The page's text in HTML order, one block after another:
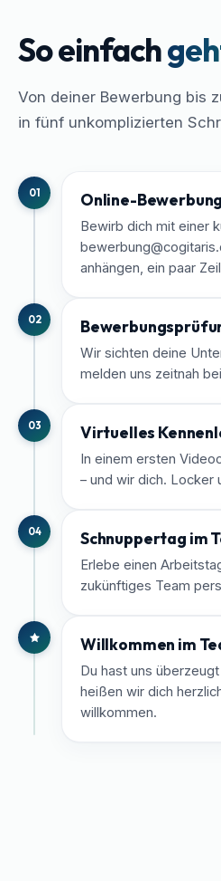
So einfach
Von deiner Bewerbung bis
in fünf unkomplizierten
01 Online-Bewerbung
Bewirb dich mit einer
anhängen, ein paar
02
Wir sichten deine
melden uns zeitnah
03 Virtuelles
In einem ersten
– und wir dich. Locker
04 Schnuppertag im
Erlebe einen
zukünftiges Team
Willkommen im
Du hast uns
heißen wir dich
willkommen.